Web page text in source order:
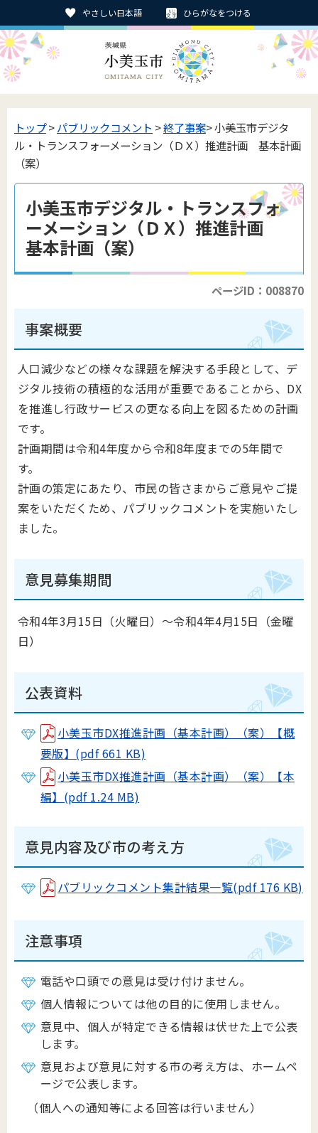
やさしい日本語 ひらがなをつける
トップ>パブリックコメント >終了事案> 小美玉市デジタ
ル・トランスフォーメーション（ＤＸ）推進計画 基本計画
（案）
小美玉市デジタル・トランスフォ
ーメーション（ＤＸ）推進計画
基本計画（案）
ページID：008870
事案概要
人口減少などの様々な課題を解決する手段として、デ
ジタル技術の積極的な活用が重要であることから、DX
を推進し行政サービスの更なる向上を図るための計画
です。
計画期間は令和4年度から令和8年度までの5年間で
す。
計画の策定にあたり、市民の皆さまからご意見やご提
案をいただくため、パブリックコメントを実施いたし
ました。
意見募集期間
令和4年3月15日（火曜日）～令和4年4月15日（金曜
日）
公表資料
小美玉市DX推進計画（基本計画）（案）【概
要版】(pdf 661 KB)
小美玉市DX推進計画（基本計画）（案）【本
編】(pdf 1.24 MB)
意見内容及び市の考え方
パブリックコメント集計結果一覧(pdf 176 KB)
注意事項
電話や口頭での意見は受け付けません。
個人情報については他の目的に使用しません。
意見中、個人が特定できる情報は伏せた上で公表
します。
意見および意見に対する市の考え方は、ホームペ
ージで公表します。
（個人への通知等による回答は行いません）